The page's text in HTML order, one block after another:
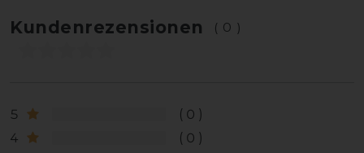
Kundenrezensionen (0)
5
0
4
0